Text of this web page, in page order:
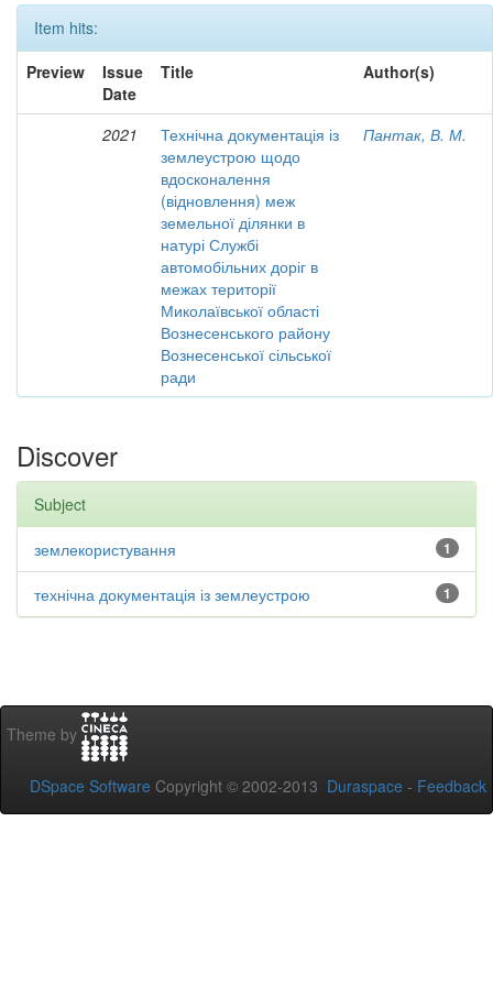
Item hits:
Preview
Issue
Date
Title Author(s)
2021
Технічна документація із
землеустрою щодо
вдосконалення
(відновлення) меж
земельної ділянки в
натурі Службі
автомобільних доріг в
межах території
Миколаївської області
Вознесенського району
Вознесенської сільської
ради
Пантак, В. М.
Discover
Subject
1
землекористування
1
технічна документація із землеустрою
Theme by
DSpace Software Copyright © 2002-2013 Duraspace - Feedback